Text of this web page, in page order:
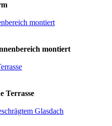
montiert
Terrasse